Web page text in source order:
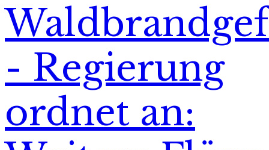
- Regierung
ordnet an: